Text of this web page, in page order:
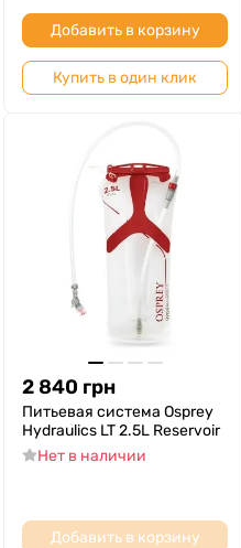
Добавить в корзину
Купить в один клик
2 840 грн
Питьевая система Osprey
Hydraulics LT 2.5L Reservoir
Нет в наличии
Добавить в корзину